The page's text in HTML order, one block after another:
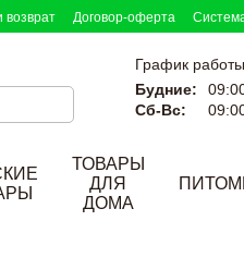
возврат Договор-оферта
График
Будние:
Сб-Вс:
ТОВАРЫ
ДЛЯ
ДОМА